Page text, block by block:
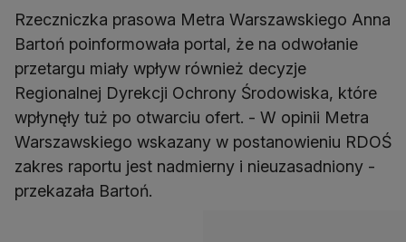
Rzeczniczka prasowa Metra Warszawskiego Anna
Bartoń poinformowała portal, że na odwołanie
przetargu miały wpływ również decyzje
Regionalnej Dyrekcji Ochrony Środowiska, które
wpłynęły tuż po otwarciu ofert. - W opinii Metra
Warszawskiego wskazany w postanowieniu RDOŚ
zakres raportu jest nadmierny i nieuzasadniony -
przekazała Bartoń.